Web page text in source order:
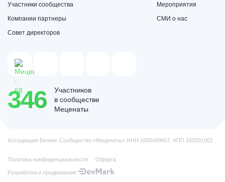
Участники сообщества
Компании партнеры
Совет директоров
Мероприятия
СМИ о нас
346
Участников
в сообществе
Меценаты
Ассоциация Бизнес Сообщество «Меценаты» ИНН 1655499657, КПП 165501001
Политика конфиденциальности Оферта
Разработка и продвижение